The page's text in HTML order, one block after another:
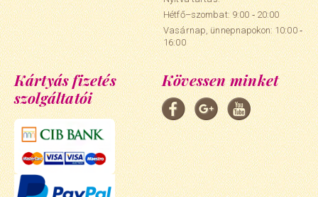
Hétfő–szombat: 9:00 ‑ 20:00
Vasárnap, ünnepnapokon: 10:00 ‑
16:00
Kártyás fizetés
szolgáltatói
Kövessen minket